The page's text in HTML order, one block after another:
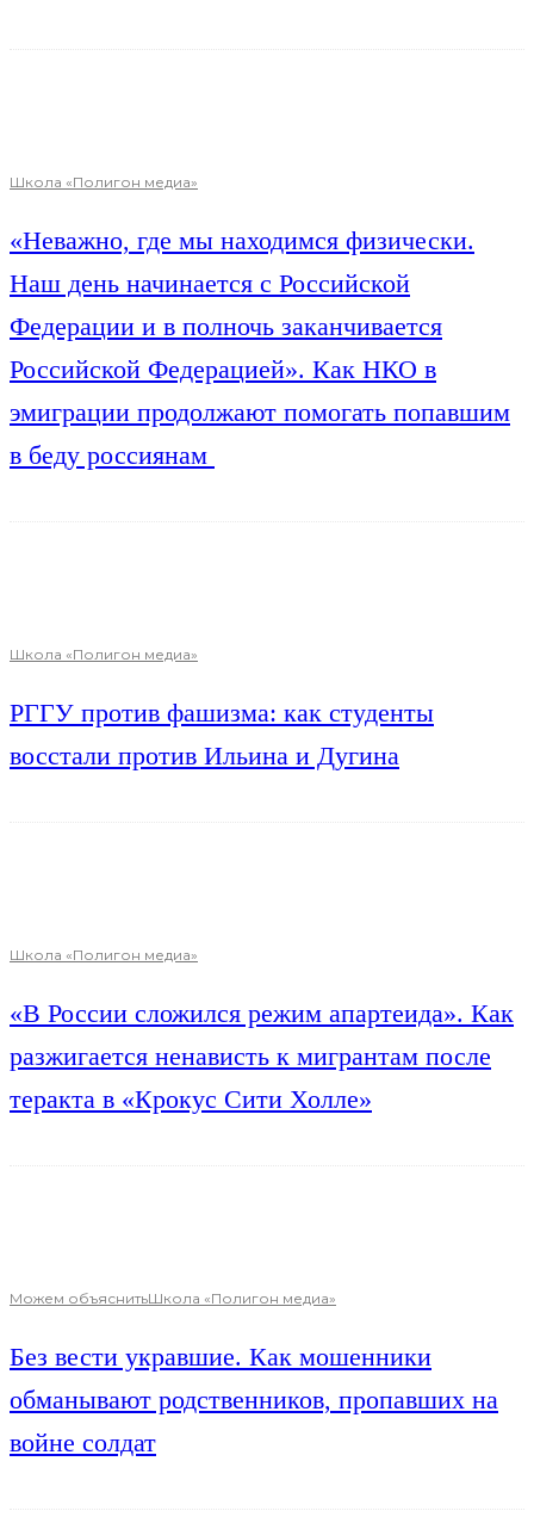
Школа «Полигон медиа»
«Неважно, где мы находимся физически.
Наш день начинается с Российской
Федерации и в полночь заканчивается
Российской Федерацией». Как НКО в
эмиграции продолжают помогать попавшим
в беду россиянам
Школа «Полигон медиа»
РГГУ против фашизма: как студенты
восстали против Ильина и Дугина
Школа «Полигон медиа»
«В России сложился режим апартеида». Как
разжигается ненависть к мигрантам после
теракта в «Крокус Сити Холле»
Можем объяснитьШкола «Полигон медиа»
Без вести укравшие. Как мошенники
обманывают родственников, пропавших на
войне солдат